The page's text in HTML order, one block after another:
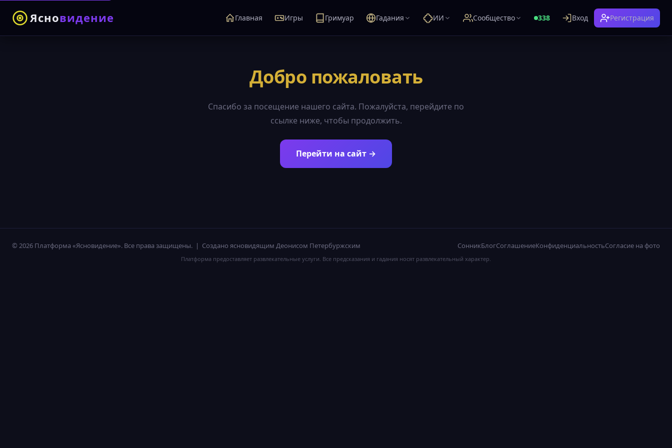
Ясновидение Главная Игры Гримуар Гадания ИИ Сообщество 338 Вход Регистрация
Добро пожаловать
Спасибо за посещение нашего сайта. Пожалуйста, перейдите по
ссылке ниже, чтобы продолжить.
Перейти на сайт →
© 2026 Платформа «Ясновидение». Все права защищены. | Создано ясновидящим Деонисом Петербуржским СонникБлогСоглашениеКонфиденциальностьСогласие на фото
Платформа предоставляет развлекательные услуги. Все предсказания и гадания носят развлекательный характер.